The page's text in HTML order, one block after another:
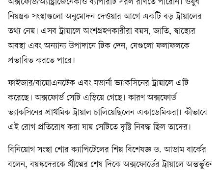
অক্সফোর্ড/অ্যাস্ট্রাজেনেকাও ব্যাপারটি সরল রাখতে পারেনি। ওষুধ
নিয়ন্ত্রক সংস্থাগুলো অনুমোদন দেওয়ার আগে একটি বড় ট্রায়ালের
তথ্য নেয়। এসব ট্রায়ালে অংশগ্রহণকারীরা বয়স, জাতি, স্বাস্থ্যের
অবস্থা এবং অন্যান্য উপাদানে টিক দেন, যেগুলো ফলাফলকে
প্রভাবিত করতে পারে।
ফাইজার/বায়োএনটেক এবং মডার্না ভ্যাকসিনের ট্রায়ালে এটি
করেছে। অক্সফোর্ড সেটি এড়িয়ে গেছে। কারণ অক্সফোর্ড
ভ্যাকসিনের প্রাথমিক ট্রায়াল চালিয়েছিলেন একাডেমিকরা। কীভাবে
এই রোগ প্রতিরোধ করা যায় সেটিতে দৃষ্টি নিবদ্ধ ছিল তাদের।
বিনিয়োগ সংস্থা শোর ক্যাপিটেলের শিল্প বিশেষজ্ঞ ড. আডাম বার্কের
বলেন, বয়স্কদেরকে গ্রীষ্মের শেষ দিকে অক্সফোর্ডের ট্রায়ালে অন্তর্ভুক্ত